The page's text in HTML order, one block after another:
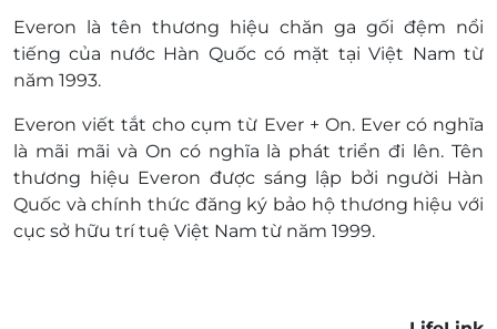
Everon là tên thương hiệu chăn ga gối đệm nổi
tiếng của nước Hàn Quốc có mặt tại Việt Nam từ
năm 1993.
Everon viết tắt cho cụm từ Ever + On. Ever có nghĩa
là mãi mãi và On có nghĩa là phát triển đi lên. Tên
thương hiệu Everon được sáng lập bởi người Hàn
Quốc và chính thức đăng ký bảo hộ thương hiệu với
cục sở hữu trí tuệ Việt Nam từ năm 1999.